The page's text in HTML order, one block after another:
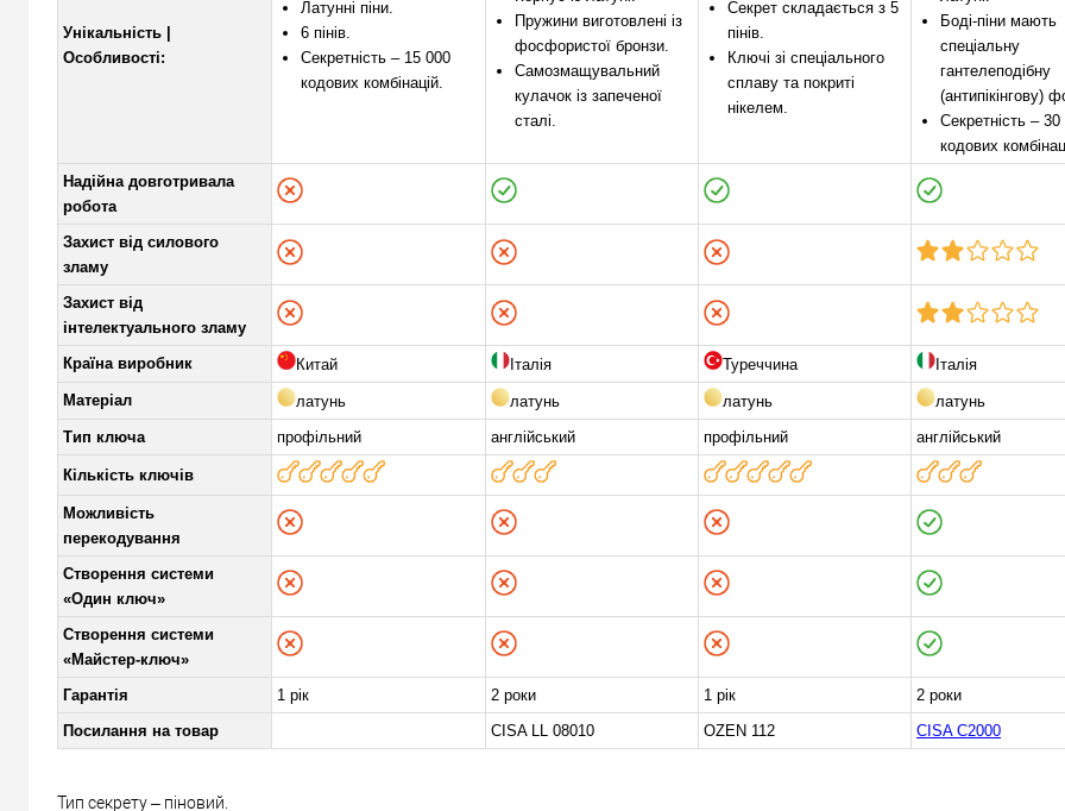
Унікальність |
Особливості:
Латунні піни.
6 пінів.
Секретність – 15 000
кодових комбінацій.
Пружини виготовлені із
фосфористої бронзи.
Самозмащувальний
кулачок із запеченої
сталі.
Секрет складається з 5
пінів.
Ключі зі спеціального
сплаву та покриті
нікелем.
Боді-піни мають
спеціальну
гантелеподібну
(антипікінгову)
Секретність – 30
кодових
Надійна довготривала
робота
Захист від силового
зламу
Захист від
інтелектуального зламу
Країна виробник
Китай Італія Туреччина
Італія
Матеріал
латунь латунь латунь
латунь
Тип ключа
профільний англійський профільний англійський
Кількість ключів
Можливість
перекодування
Створення системи
«Один ключ»
Створення системи
«Майстер-ключ»
Гарантія
1 рік 2 роки 1 рік
2 роки
Посилання на товар
CISA LL 08010 OZEN 112 CISA C2000
Тип секрету – піновий.